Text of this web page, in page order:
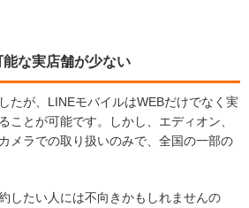
な実店舗が少ない
たが、LINEモバイルはWEBだけでなく実
ことが可能です。しかし、エディオン、
メラでの取り扱いのみで、全国の一部の
したい人には不向きかもしれませんの